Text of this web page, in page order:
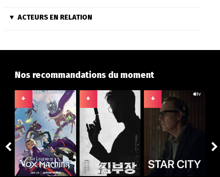
ACTEURS EN RELATION
Nos recommandations du moment
+ + +